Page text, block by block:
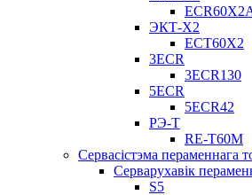
ЭКТ-X2
ECT60X2
3ECR
3ECR130
5ECR
5ECR42
РЭ-Т
RE-T60M
Сервасістэма пераменнага
Серварухавік
S5